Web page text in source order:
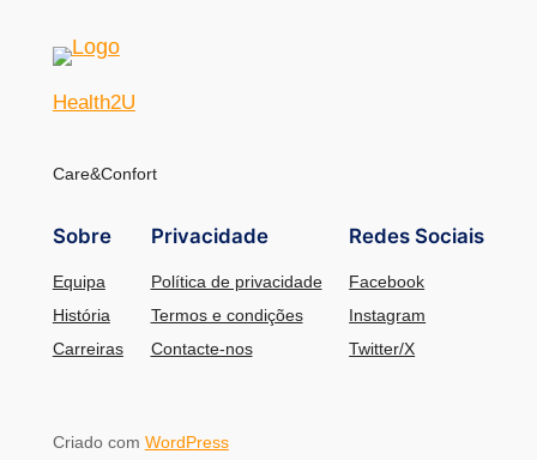
Health2U
Care&Confort
Sobre
Equipa
História
Carreiras
Privacidade
Política de privacidade
Termos e condições
Contacte-nos
Redes Sociais
Facebook
Instagram
Twitter/X
Criado com WordPress